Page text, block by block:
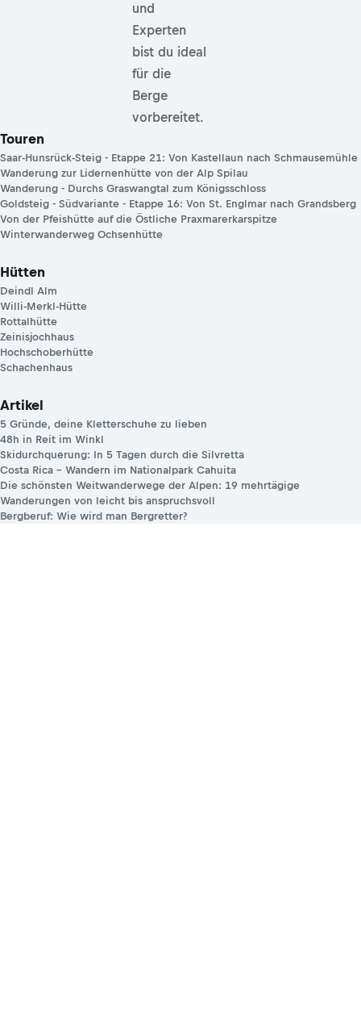
und
Experten
bist du ideal
für die
Berge
vorbereitet.
Touren
Saar-Hunsrück-Steig - Etappe 21: Von Kastellaun nach Schmausemühle
Wanderung zur Lidernenhütte von der Alp Spilau
Wanderung - Durchs Graswangtal zum Königsschloss
Goldsteig - Südvariante - Etappe 16: Von St. Englmar nach Grandsberg
Von der Pfeishütte auf die Östliche Praxmarerkarspitze
Winterwanderweg Ochsenhütte
Hütten
Deindl Alm
Willi-Merkl-Hütte
Rottalhütte
Zeinisjochhaus
Hochschoberhütte
Schachenhaus
Artikel
5 Gründe, deine Kletterschuhe zu lieben
48h in Reit im Winkl
Skidurchquerung: In 5 Tagen durch die Silvretta
Costa Rica – Wandern im Nationalpark Cahuita
Die schönsten Weitwanderwege der Alpen: 19 mehrtägige
Wanderungen von leicht bis anspruchsvoll
Bergberuf: Wie wird man Bergretter?